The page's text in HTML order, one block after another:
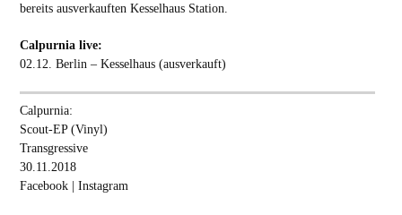
bereits ausverkauften Kesselhaus Station.
Calpurnia live:
02.12. Berlin – Kesselhaus (ausverkauft)
Calpurnia:
Scout-EP (Vinyl)
Transgressive
30.11.2018
Facebook| Instagram